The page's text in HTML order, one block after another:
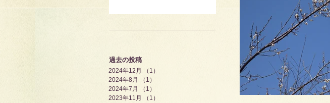
過去の投稿
2024年12月 （1）
2024年8月
（1）
2024年7月
（1）
2023年11月
（1）